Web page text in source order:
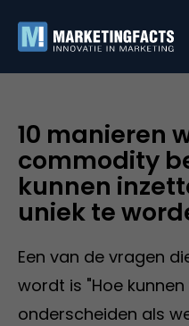
10 manieren
commodity
kunnen
uniek te
Een van de vragen
wordt is "Hoe
onderscheiden als